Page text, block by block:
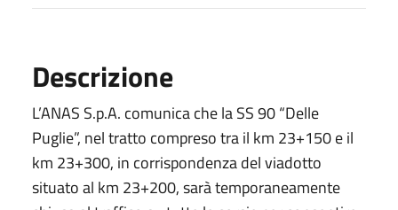
Descrizione
L’ANAS S.p.A. comunica che la SS 90 “Delle
Puglie”, nel tratto compreso tra il km 23+150 e il
km 23+300, in corrispondenza del viadotto
situato al km 23+200, sarà temporaneamente